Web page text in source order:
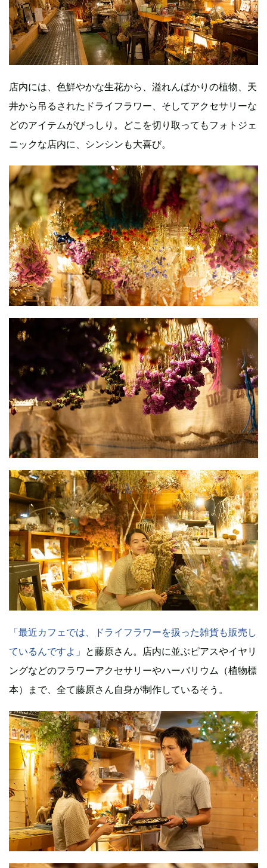
店内には、色鮮やかな生花から、溢れんばかりの植物、天
井から吊るされたドライフラワー、そしてアクセサリーな
どのアイテムがびっしり。どこを切り取ってもフォトジェ
ニックな店内に、シンシンも大喜び。
「最近カフェでは、ドライフラワーを扱った雑貨も販売し
ているんですよ」 と藤原さん。店内に並ぶピアスやイヤリ
ングなどのフラワーアクセサリーやハーバリウム（植物標
本）まで、全て藤原さん自身が制作しているそう。